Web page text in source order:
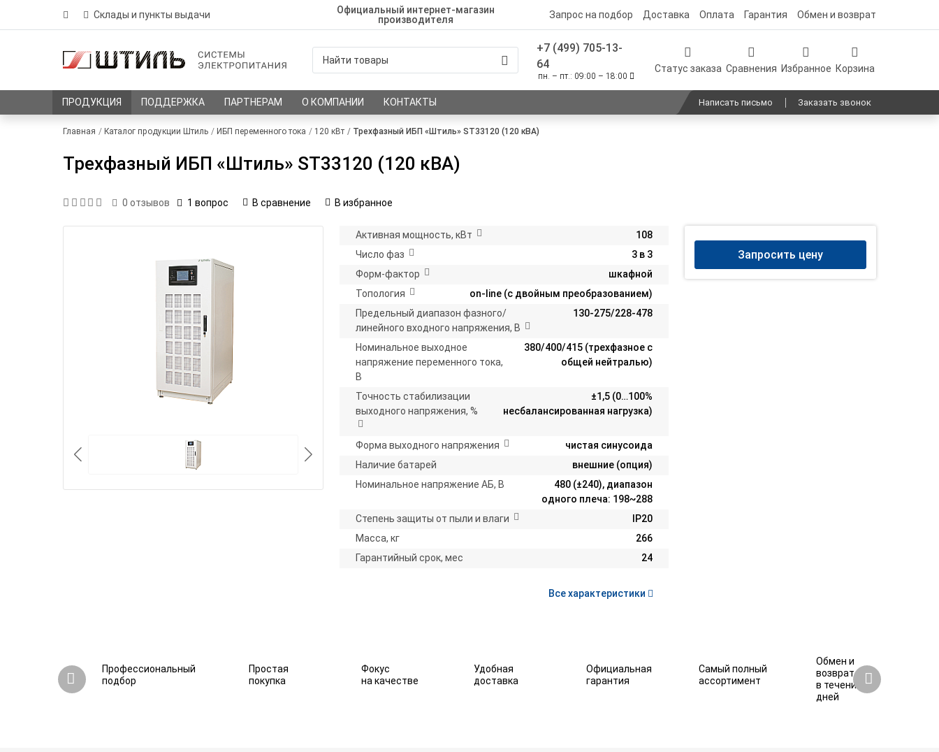
Склады и пункты выдачи
Официальный интернет-магазин
производителя
Запрос на подбор Доставка Оплата Гарантия Обмен и возврат
+7 (499) 705-13-
64
пн. – пт.: 09:00 – 18:00
Статус заказа Сравнения Избранное Корзина
ПРОДУКЦИЯ ПОДДЕРЖКА ПАРТНЕРАМ О КОМПАНИИ КОНТАКТЫ Написать письмо Заказать звонок
Главная Каталог продукции Штиль ИБП переменного тока 120 кВт Трехфазный ИБП «Штиль» ST33120 (120 кВА)
Трехфазный ИБП «Штиль» ST33120 (120 кВА)
0 отзывов 1 вопрос В сравнение В избранное
Активная мощность, кВт
108
Число фаз
3 в 3
Форм-фактор
шкафной
Топология
on-line (с двойным преобразованием)
Предельный диапазон фазного/
линейного входного напряжения, В
130-275/228-478
Номинальное выходное
напряжение переменного тока,
В
380/400/415 (трехфазное с
общей нейтралью)
Точность стабилизации
выходного напряжения, %
±1,5 (0…100%
несбалансированная нагрузка)
Форма выходного напряжения
чистая синусоида
Наличие батарей
внешние (опция)
Номинальное напряжение АБ, В
480 (±240), диапазон
одного плеча: 198~288
Степень защиты от пыли и влаги
IP20
Масса, кг
266
Гарантийный срок, мес
24
Все характеристики
Запросить цену
Профессиональный
подбор
Простая
покупка
Фокус
на качестве
Удобная
доставка
Официальная
гарантия
Самый полный
ассортимент
Обмен и
возврат
в течение 7
дней